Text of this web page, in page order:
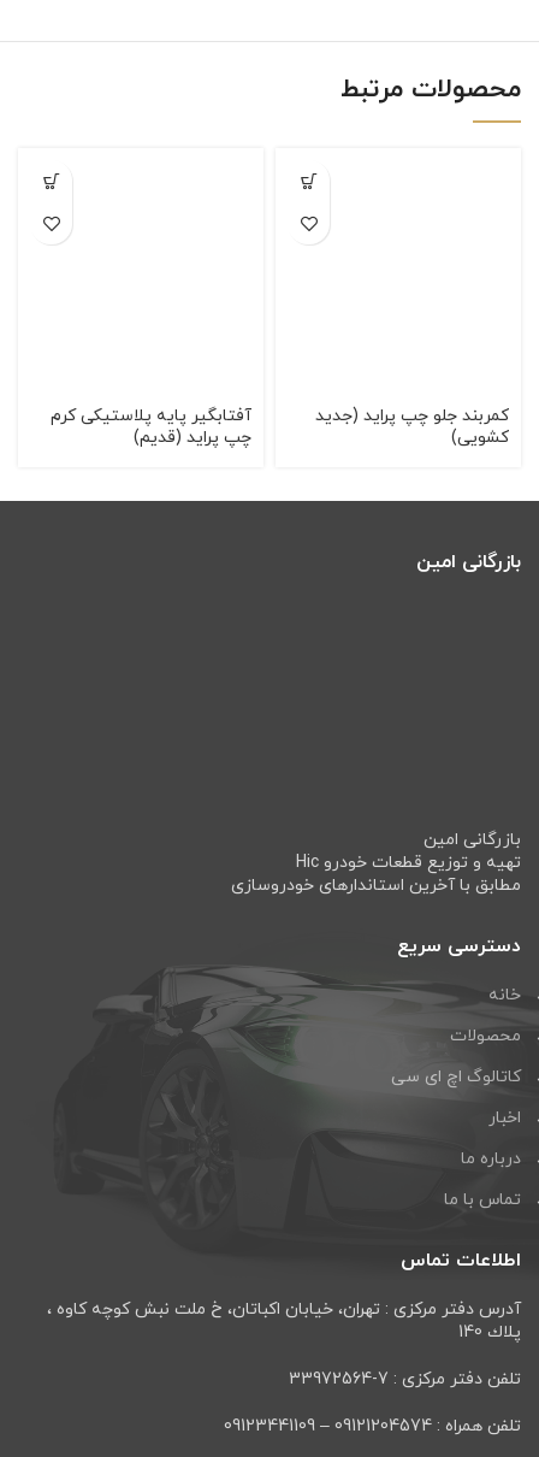
محصولات مرتبط
كمربند جلو چپ پراید (جديد
كشویی)
آفتابگیر پایه پلاستیکی کرم
چپ پراید (قدیم)
بازرگانی امین
بازرگانی امین
تهیه و توزیع قطعات خودرو Hic
مطابق با آخرین استاندارهای خودروسازی
دسترسی سریع
خانه
محصولات
کاتالوگ اچ ای سی
اخبار
درباره ما
تماس با ما
اطلاعات تماس
آدرس دفتر مرکزی : تهران، خيابان اكباتان، خ ملت نبش كوچه كاوه ،
پلاك 140
تلفن دفتر مرکزی : 7-33972564
تلفن همراه : 09121204574 – 09123441109